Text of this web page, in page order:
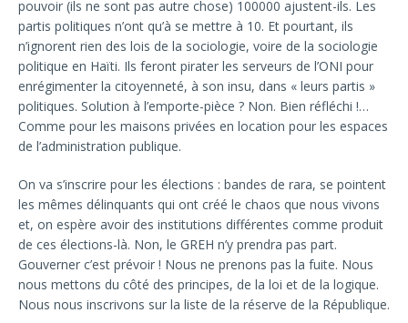
pouvoir (ils ne sont pas autre chose) 100000 ajustent-ils. Les
partis politiques n’ont qu’à se mettre à 10. Et pourtant, ils
n’ignorent rien des lois de la sociologie, voire de la sociologie
politique en Haïti. Ils feront pirater les serveurs de l’ONI pour
enrégimenter la citoyenneté, à son insu, dans « leurs partis »
politiques. Solution à l’emporte-pièce ? Non. Bien réfléchi !…
Comme pour les maisons privées en location pour les espaces
de l’administration publique.
On va s’inscrire pour les élections : bandes de rara, se pointent
les mêmes délinquants qui ont créé le chaos que nous vivons
et, on espère avoir des institutions différentes comme produit
de ces élections-là. Non, le GREH n’y prendra pas part.
Gouverner c’est prévoir ! Nous ne prenons pas la fuite. Nous
nous mettons du côté des principes, de la loi et de la logique.
Nous nous inscrivons sur la liste de la réserve de la République.